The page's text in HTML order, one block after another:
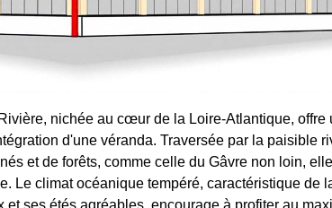
nichée au cœur de la Loire-Atlantique, offre
d'une véranda. Traversée par la paisible
et de forêts, comme celle du Gâvre non loin,
Le climat océanique tempéré, caractéristique de
et ses étés agréables, encourage à profiter au